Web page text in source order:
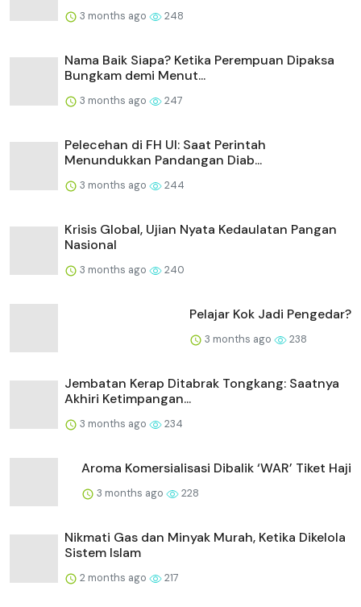
3 months ago 248
Nama Baik Siapa? Ketika Perempuan Dipaksa
Bungkam demi Menut...
3 months ago 247
Pelecehan di FH UI: Saat Perintah
Menundukkan Pandangan Diab...
3 months ago 244
Krisis Global, Ujian Nyata Kedaulatan Pangan
Nasional
3 months ago 240
Pelajar Kok Jadi Pengedar?
3 months ago 238
Jembatan Kerap Ditabrak Tongkang: Saatnya
Akhiri Ketimpangan...
3 months ago 234
Aroma Komersialisasi Dibalik ‘WAR’ Tiket Haji
3 months ago 228
Nikmati Gas dan Minyak Murah, Ketika Dikelola
Sistem Islam
2 months ago 217